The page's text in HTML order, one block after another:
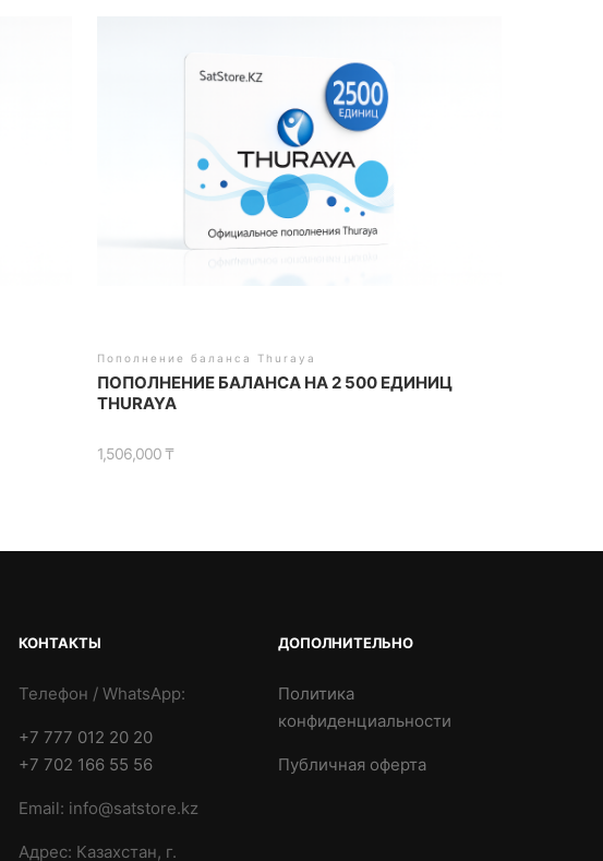
Пополнение баланса Thuraya
ПОПОЛНЕНИЕ БАЛАНСА НА 2 500 ЕДИНИЦ
THURAYA
1,506,000₸
КОНТАКТЫ
Телефон / WhatsApp:
+7 777 012 20 20
+7 702 166 55 56
Email: info@satstore.kz
Адрес: Казахстан, г.
ДОПОЛНИТЕЛЬНО
Политика
конфиденциальности
Публичная оферта